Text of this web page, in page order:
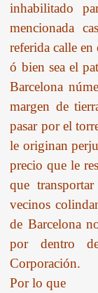
inhabilitado
mencionada
referida calle
ó bien sea el
Barcelona
margen de
pasar por el
le originan
precio que le
que
vecinos
de Barcelona
por dentro
Corporación.
Por lo que